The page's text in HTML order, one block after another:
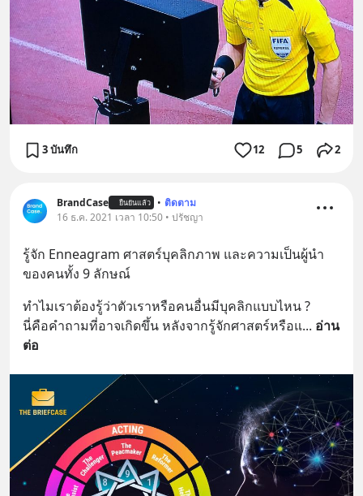
3 บันทึก 12 5 2
BrandCase ยืนยันแล้ว • ติดตาม
16 ธ.ค. 2021 เวลา 10:50 • ปรัชญา
รู้จัก Enneagram ศาสตร์บุคลิกภาพ และความเป็นผู้นำ
ของคนทั้ง 9 ลักษณ์
ทำไมเราต้องรู้ว่าตัวเราหรือคนอื่นมีบุคลิกแบบไหน ?
นี่คือคำถามที่อาจเกิดขึ้น หลังจากรู้จักศาสตร์หรือแ... อ่าน
ต่อ